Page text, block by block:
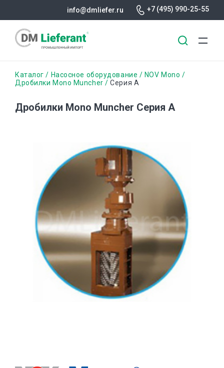
содержанию
info@dmliefer.ru +7 (495) 990-25-55
Строка
Каталог Насосное оборудование
NOV Mono
Дробилки Mono Muncher
Серия A
Дробилки Mono Muncher Серия A